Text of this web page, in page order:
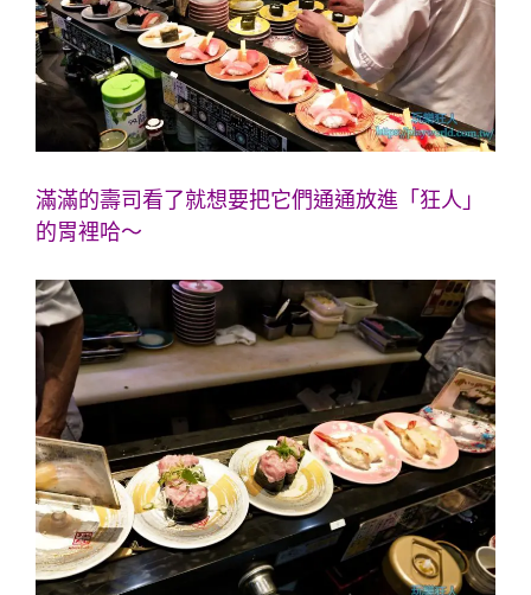
滿滿的壽司看了就想要把它們通通放進「狂人 」
的胃裡哈～